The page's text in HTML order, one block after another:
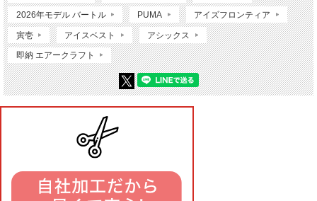
2026年モデル バートル PUMA アイズフロンティア
寅壱 アイスベスト アシックス
即納 エアークラフト